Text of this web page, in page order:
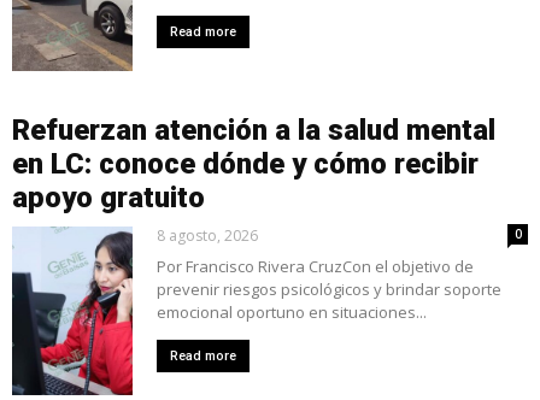
Read more
Refuerzan atención a la salud mental
en LC: conoce dónde y cómo recibir
apoyo gratuito
8 agosto, 2026 0
Por Francisco Rivera CruzCon el objetivo de
prevenir riesgos psicológicos y brindar soporte
emocional oportuno en situaciones...
Read more